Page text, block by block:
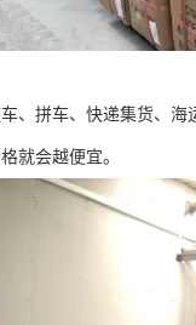
、拼车、快递集货、
就会越便宜。